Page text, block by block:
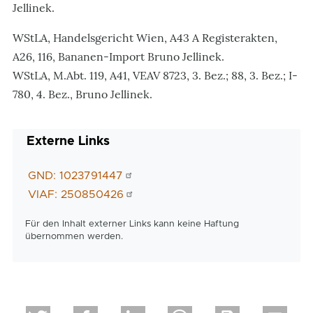
Jellinek.
WStLA, Handelsgericht Wien, A43 A Registerakten,
A26, 116, Bananen-Import Bruno Jellinek.
WStLA, M.Abt. 119, A41, VEAV 8723, 3. Bez.; 88, 3. Bez.; I-
780, 4. Bez., Bruno Jellinek.
Externe Links
GND: 1023791447
VIAF: 250850426
Für den Inhalt externer Links kann keine Haftung
übernommen werden.